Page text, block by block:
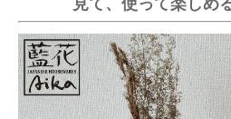
見て、使って楽しめ